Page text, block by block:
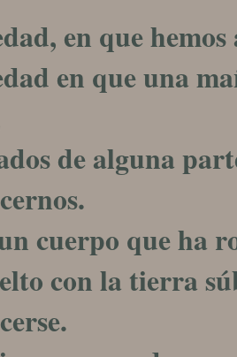
en que
en que una
de alguna
cuerpo que ha
con la tierra